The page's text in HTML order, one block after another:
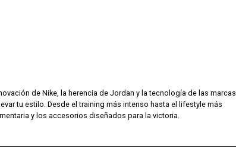
de Nike, la herencia de Jordan y la tecnología de las marcas
tu estilo. Desde el training más intenso hasta el lifestyle más
y los accesorios diseñados para la victoria.